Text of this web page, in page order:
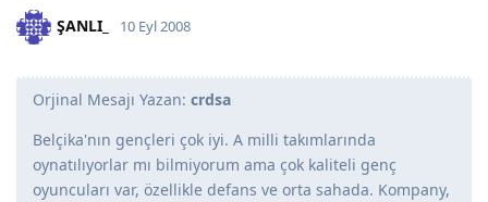
ŞANLI_ 10 Eyl 2008
Orjinal Mesajı Yazan: crdsa
Belçika'nın gençleri çok iyi. A milli takımlarında
oynatılıyorlar mı bilmiyorum ama çok kaliteli genç
oyuncuları var, özellikle defans ve orta sahada. Kompany,